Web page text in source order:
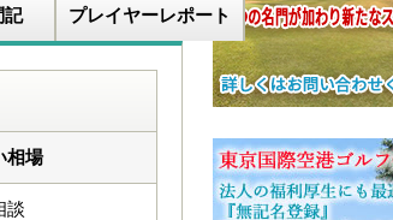
記 プレイヤーレポート
相場
談